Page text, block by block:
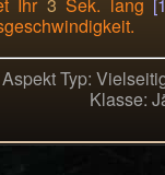
Aspekt Typ:
Klasse: